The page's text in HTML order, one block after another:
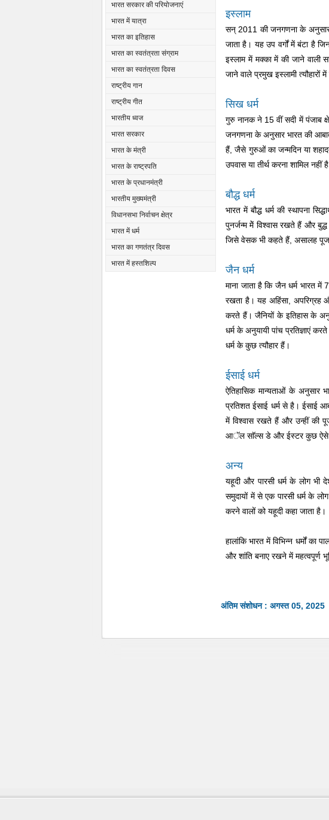
भारत सरकार की परियोजनाएं
भारत में यात्रा
भारत का इतिहास
भारत का स्वतंत्रता संग्राम
भारत का स्वतंत्रता दिवस
राष्ट्रीय गान
राष्ट्रीय गीत
भारतीय ध्वज
भारत सरकार
भारत के मंत्री
भारत के राष्ट्रपति
भारत के प्रधानमंत्री
भारतीय मुख्यमंत्री
विधानसभा निर्वाचन क्षेत्र
भारत में धर्म
भारत का गणतंत्र दिवस
भारत में हस्तशिल्प
इस्लाम
सन् 2011 की जनगणना के अनुसार
जाता है। यह उप वर्गों में बंटा है
इस्लाम में मक्का में की जाने वाली
जाने वाले प्रमुख इस्लामी
सिख धर्म
गुरु नानक ने 15 वीं सदी में पंजाब
जनगणना के अनुसार भारत की
हैं, जैसे गुरुओं का जन्मदिन या
उपवास या तीर्थ करना शामिल
बौद्ध धर्म
भारत में बौद्ध धर्म की स्थापना
पुनर्जन्म मेें विश्वास रखते हैं और
जिसे वेसक भी कहते हैं, असालह पूजा
जैन धर्म
माना जाता है कि जैन धर्म भारत
रखता है। यह अहिंसा, अपरिग्रह
करते हैं। जैनियों के इतिहास के
धर्म के अनुयायी पांच प्रतिज्ञाएं
धर्म के कुछ त्यौहार हैं।
ईसाई धर्म
ऐतिहासिक मान्यताओं के
प्रतिशत ईसाई धर्म से है। ईसाई
में विश्वास रखते हैं और उन्हीं की
आॅल साॅल्स डे और ईस्टर कुछ ऐसे
अन्य
यहूदी और पारसी धर्म के लोग
समुदायों में से एक पारसी धर्म के
करने वालों को यहूदी कहा जाता है।
हालांकि भारत में विभिन्न धर्मों
और शांति बनाए रखने में महत्वपूर्ण
अंतिम संशोधन : अगस्त 05, 2025